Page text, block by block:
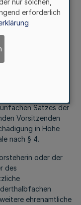
in Höhe
nach § 2 oder § 3
wird eine
des
nach § 2 oder § 3
des
Satzes der
Vorsitzenden
in Höhe
nach § 4.
oder der
des
ehrenamtliche
erforderlich